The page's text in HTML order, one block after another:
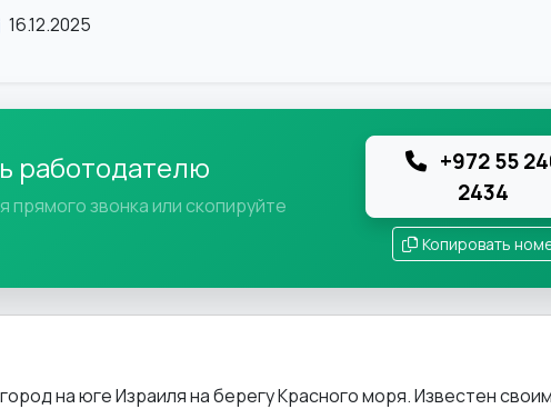
16.12.2025
работодателю
прямого звонка или скопируйте
+972 55
2434
Копировать
на юге Израиля на берегу Красного моря. Известен